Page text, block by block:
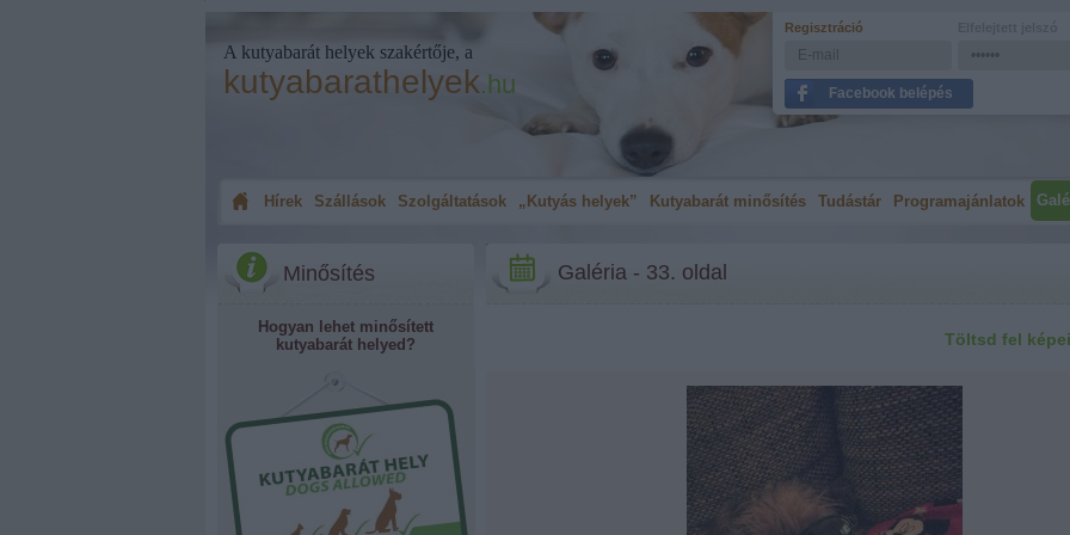
A kutyabarát helyek szakértője, a
kutyabarathelyek.hu
Regisztráció
Facebook belépés
Hírek Szállások Szolgáltatások „Kutyás helyek” Kutyabarát minősítés Tudástár Programajánlatok
Minősítés
Hogyan lehet minősített
kutyabarát helyed?
Galéria - 33. oldal
Töltsd fel